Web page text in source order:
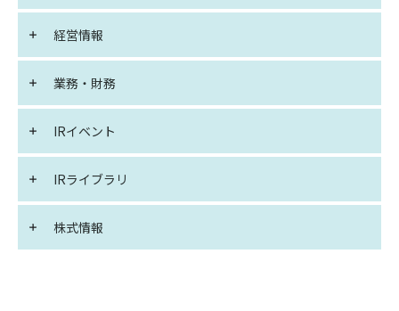
経営情報
業務・財務
IRイベント
IRライブラリ
株式情報